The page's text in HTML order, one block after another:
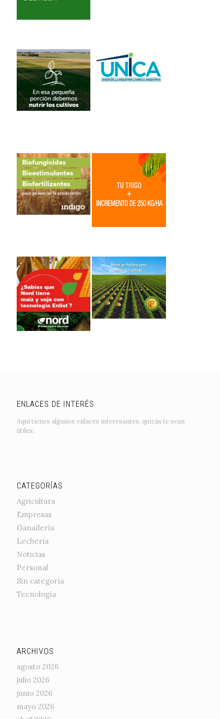
ENLACES DE INTERÉS
Aquí tienes algunos enlaces interesantes, quizás te sean
útiles.
CATEGORÍAS
Agricultura
Empresas
Ganadería
Lechería
Noticias
Personal
Sin categoría
Tecnología
ARCHIVOS
agosto 2026
julio 2026
junio 2026
mayo 2026